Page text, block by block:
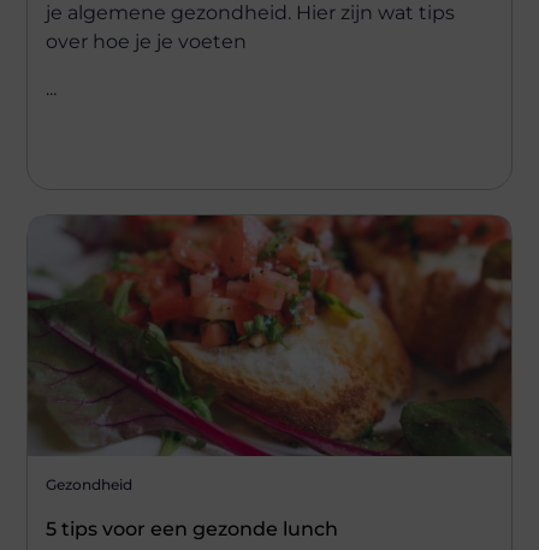
je algemene gezondheid. Hier zijn wat tips
over hoe je je voeten
...
Gezondheid
5 tips voor een gezonde lunch